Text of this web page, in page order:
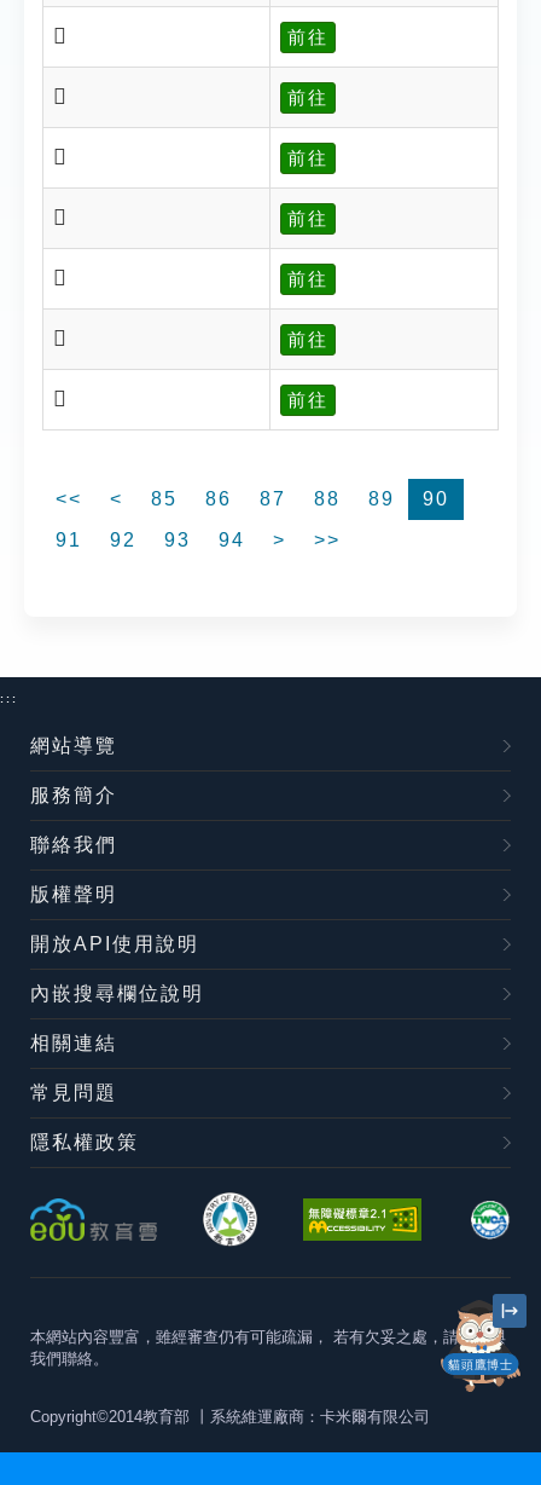
𠎼 前往
𠎽 前往
𠎾 前往
𠎿 前往
𠏀 前往
𠏁 前往
𠏂 前往
<< < 85 86 87 88 89
90
91
92 93 94 > >>
貓頭鷹博士
:::
網站導覽
服務簡介
聯絡我們
版權聲明
開放API使用說明
內嵌搜尋欄位說明
相關連結
常見問題
隱私權政策
本網站內容豐富，雖經審查仍有可能疏漏， 若有欠妥之處，請隨時與
我們聯絡。
Copyright©2014教育部 丨系統維運廠商：卡米爾有限公司